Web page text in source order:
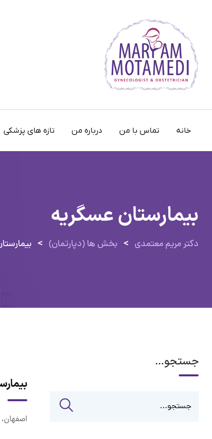
خانه تماس با من درباره من تازه های پزشکی
بیمارستان عسگریه
دکتر مریم معتمدی > بخش ها (دپارتمان) >
جستجو…